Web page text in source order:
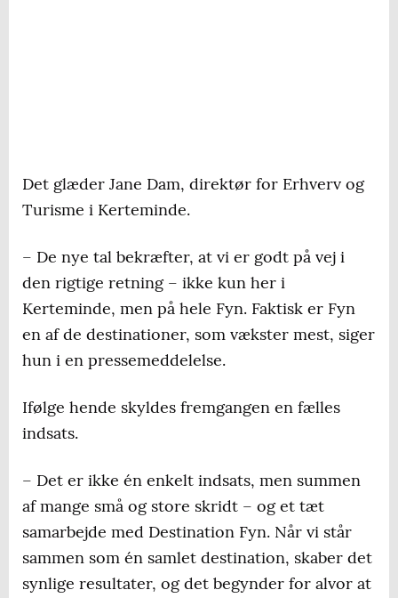
Det glæder Jane Dam, direktør for Erhverv og
Turisme i Kerteminde.
– De nye tal bekræfter, at vi er godt på vej i
den rigtige retning – ikke kun her i
Kerteminde, men på hele Fyn. Faktisk er Fyn
en af de destinationer, som vækster mest, siger
hun i en pressemeddelelse.
Ifølge hende skyldes fremgangen en fælles
indsats.
– Det er ikke én enkelt indsats, men summen
af mange små og store skridt – og et tæt
samarbejde med Destination Fyn. Når vi står
sammen som én samlet destination, skaber det
synlige resultater, og det begynder for alvor at